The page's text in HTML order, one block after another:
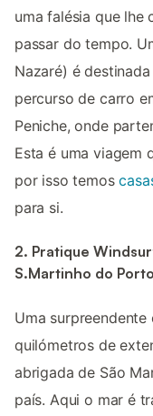
uma falésia que lhe
passar do tempo.
Nazaré) é
percurso de carro
Peniche, onde
Esta é uma viagem
por isso temos
para si.
2. Pratique
S.Martinho do Porto
Uma surpreendente
quilómetros de
abrigada de São
país. Aqui o mar é